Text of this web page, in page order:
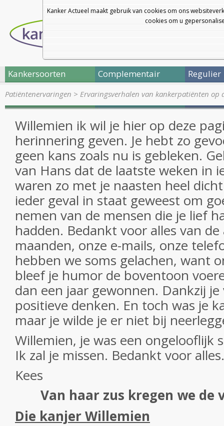
Kanker Actueel maakt gebruik van cookies om ons
cookies om u
Kankersoorten Complementair Regulier
Patiëntenervaringen > Ervaringsverhalen van kankerpatiënten op
Willemien ik wil je hier op deze
herinnering geven. Je hebt zo
geen kans zoals nu is gebleken.
van Hans dat de laatste weken in
waren zo met je naasten heel
ieder geval in staat geweest om
nemen van de mensen die je lief
hadden. Bedankt voor alles van
maanden, onze e-mails, onze
hebben we soms gelachen, want
bleef je humor de boventoon
dan een jaar gewonnen. Dankzij
positieve denken. En toch was je
maar je wilde je er niet bij
Willemien, je was een ongelooflijk
Ik zal je missen. Bedankt voor alles.
Kees
Van haar zus kregen we de
Die kanjer Willemien